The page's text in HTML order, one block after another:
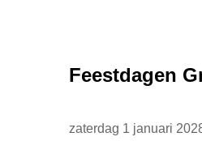
Feestdagen
zaterdag 1 januari